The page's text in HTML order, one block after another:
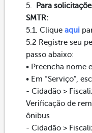
Para
SMTR:
5.1. Clique aqui
5.2 Registre seu
passo abaixo:
• Preencha nome
• Em “Serviço”,
- Cidadão >
Verificação de
ônibus
- Cidadão >